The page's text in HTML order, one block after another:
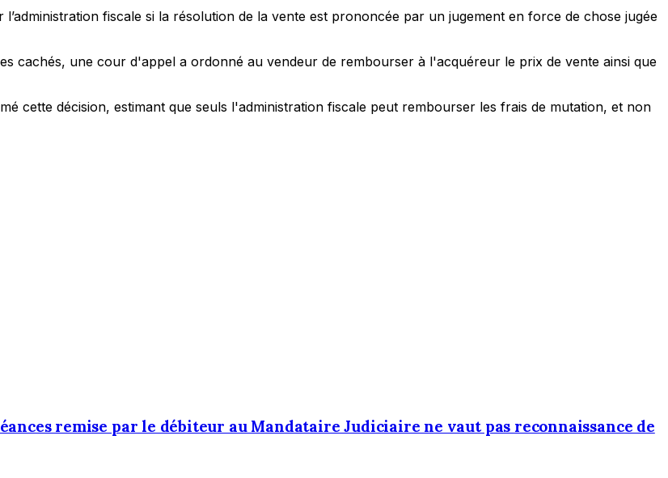
fiscale si la résolution de la vente est prononcée par un jugement en force de chose jugée
cachés, une cour d'appel a ordonné au vendeur de rembourser à l'acquéreur le prix de vente ainsi que
cette décision, estimant que seuls l'administration fiscale peut rembourser les frais de mutation, et non
remise par le débiteur au Mandataire Judiciaire ne vaut pas reconnaissance de